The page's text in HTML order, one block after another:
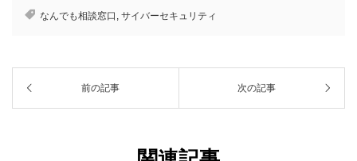
なんでも相談窓口 , サイバーセキュリティ
前の記事 次の記事